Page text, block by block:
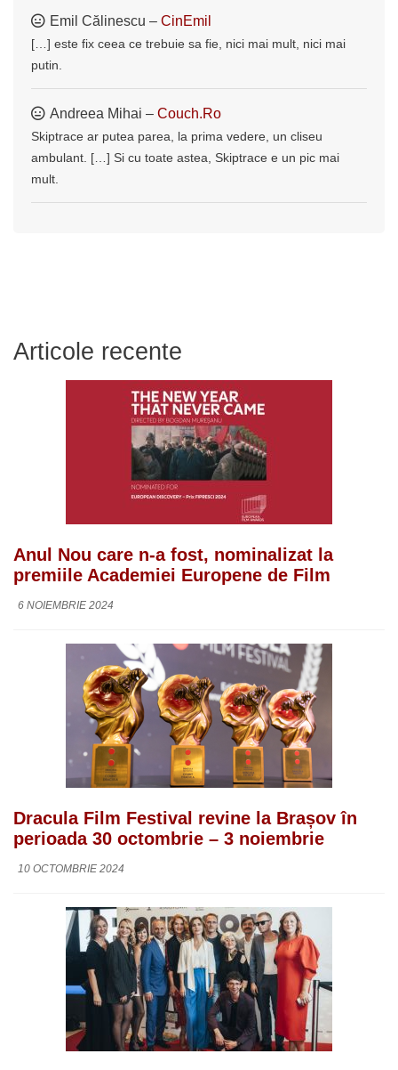
Emil Călinescu – CinEmil
[…] este fix ceea ce trebuie sa fie, nici mai mult, nici mai
putin.
Andreea Mihai – Couch.Ro
Skiptrace ar putea parea, la prima vedere, un cliseu
ambulant. […] Si cu toate astea, Skiptrace e un pic mai
mult.
Articole recente
Anul Nou care n-a fost, nominalizat la
premiile Academiei Europene de Film
6 NOIEMBRIE 2024
Dracula Film Festival revine la Brașov în
perioada 30 octombrie – 3 noiembrie
10 OCTOMBRIE 2024